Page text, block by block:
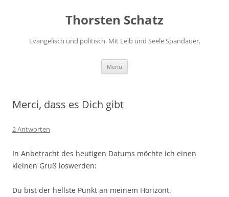
Thorsten Schatz
Evangelisch und politisch. Mit Leib und Seele Spandauer.
Menü
Merci, dass es Dich gibt
2 Antworten
In Anbetracht des heutigen Datums möchte ich einen
kleinen Gruß loswerden:
Du bist der hellste Punkt an meinem Horizont.